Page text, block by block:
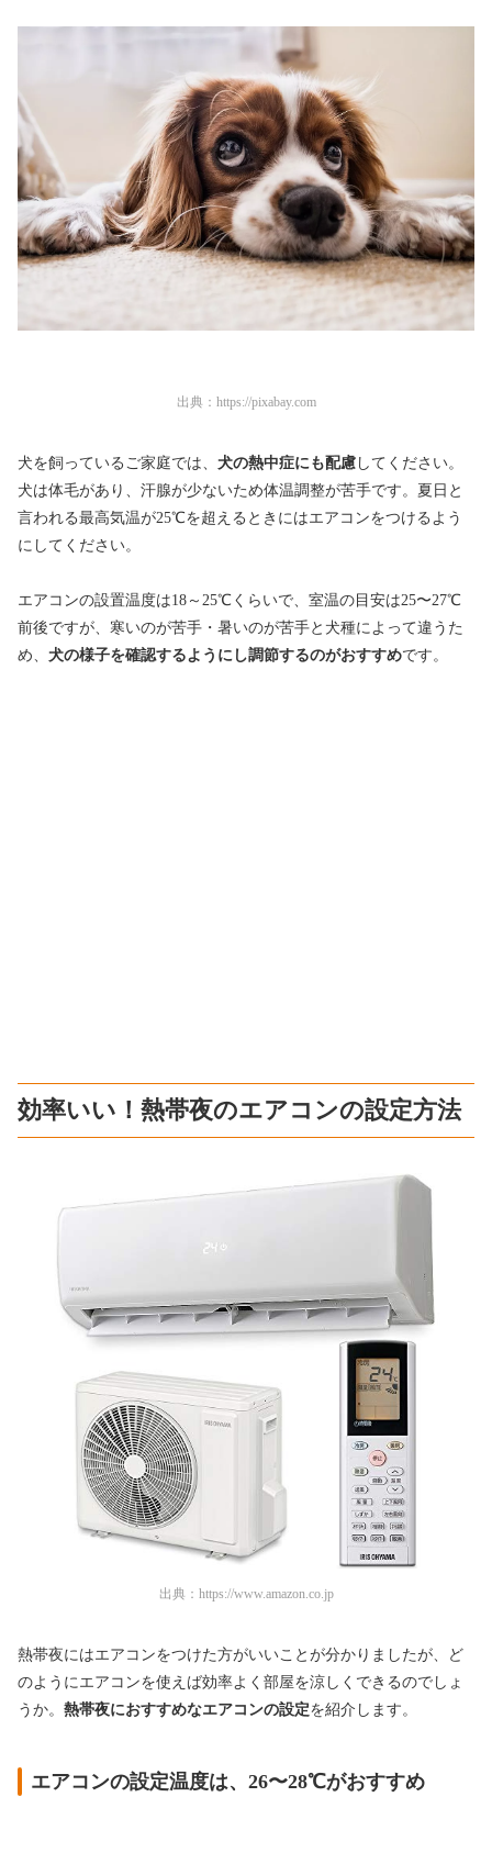
出典： https://pixabay.com
犬を飼っているご家庭では、 犬の熱中症にも配慮 してください。
犬は体毛があり、汗腺が少ないため体温調整が苦手です。夏日と
言われる最高気温が25℃を超えるときにはエアコンをつけるよう
にしてください。
エアコンの設置温度は18～25℃くらいで、室温の目安は25〜27℃
前後ですが、寒いのが苦手・暑いのが苦手と犬種によって違うた
め、 犬の様子を確認するようにし調節するのがおすすめです。
効率いい！熱帯夜のエアコンの設定方法
出典： https://www.amazon.co.jp
熱帯夜にはエアコンをつけた方がいいことが分かりましたが、ど
のようにエアコンを使えば効率よく部屋を涼しくできるのでしょ
うか。 熱帯夜におすすめなエアコンの設定を紹介します。
エアコンの設定温度は、26〜28℃がおすすめ